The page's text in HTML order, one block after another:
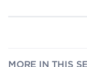
MORE IN THIS